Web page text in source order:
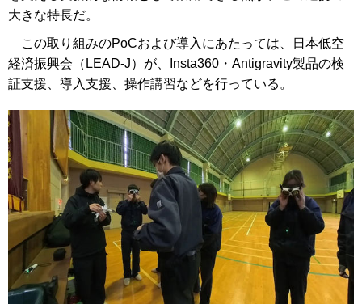
大きな特長だ。
この取り組みのPoCおよび導入にあたっては、日本低空
経済振興会（LEAD-J）が、Insta360・Antigravity製品の検
証支援、導入支援、操作講習などを行っている。